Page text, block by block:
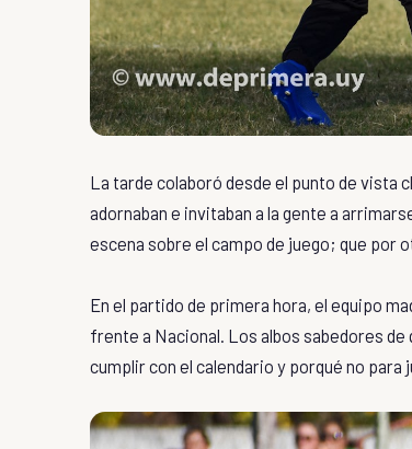
La tarde colaboró desde el punto de vista
adornaban e invitaban a la gente a
escena sobre el campo de juego; que por
En el partido de primera hora, el equipo
frente a Nacional. Los albos sabedores de
cumplir con el calendario y porqué no